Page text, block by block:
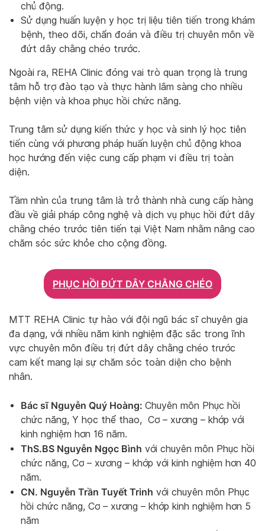
chủ động.
Sử dụng huấn luyện y học trị liệu tiên tiến trong khám
bệnh, theo dõi, chẩn đoán và điều trị chuyên môn về
đứt dây chằng chéo trước.
Ngoài ra, REHA Clinic đóng vai trò quan trọng là trung
tâm hỗ trợ đào tạo và thực hành lâm sàng cho nhiều
bệnh viện và khoa phục hồi chức năng.
Trung tâm sử dụng kiến thức y học và sinh lý học tiên
tiến cùng với phương pháp huấn luyện chủ động khoa
học hướng đến việc cung cấp phạm vi điều trị toàn
diện.
Tầm nhìn của trung tâm là trở thành nhà cung cấp hàng
đầu về giải pháp công nghệ và dịch vụ phục hồi đứt dây
chằng chéo trước tiên tiến tại Việt Nam nhằm nâng cao
chăm sóc sức khỏe cho cộng đồng.
PHỤC HỒI ĐỨT DÂY CHẰNG CHÉO
MTT REHA Clinic tự hào với đội ngũ bác sĩ chuyên gia
đa dạng, với nhiều năm kinh nghiệm đặc sắc trong ĩnh
vực chuyên môn điều trị đứt dây chằng chéo trước
cam kết mang lại sự chăm sóc toàn diện cho bệnh
nhân.
Bác sĩ Nguyễn Quý Hoàng: Chuyên môn Phục hồi
chức năng, Y học thể thao, Cơ – xương – khớp với
kinh nghiệm hơn 16 năm.
ThS.BS Nguyễn Ngọc Bình với chuyên môn Phục hồi
chức năng, Cơ – xương – khớp với kinh nghiệm hơn 40
năm.
CN. Nguyễn Trần Tuyết Trinh với chuyên môn Phục
hồi chức năng, Cơ – xương – khớp kinh nghiệm hơn 5
năm